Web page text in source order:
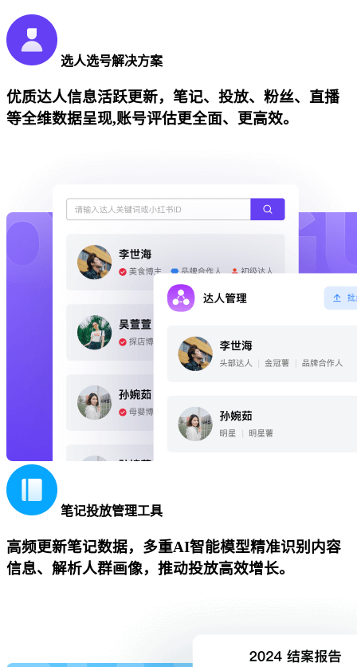
选人选号解决方案
优质达人信息活跃更新，笔记、投放、粉丝、直播
等全维数据呈现,账号评估更全面、更高效。
笔记投放管理工具
高频更新笔记数据，多重AI智能模型精准识别内容
信息、解析人群画像，推动投放高效增长。